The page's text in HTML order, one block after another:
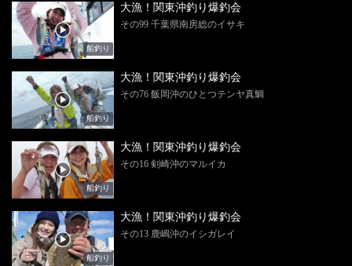
船釣り
大漁！関東沖釣り爆釣会
その99 千葉県南房総のイサキ
船釣り
大漁！関東沖釣り爆釣会
その76 飯岡沖のひとつテンヤ真鯛
船釣り
大漁！関東沖釣り爆釣会
その16 剣崎沖のマルイカ
船釣り
大漁！関東沖釣り爆釣会
その13 鹿嶋沖のイシガレイ